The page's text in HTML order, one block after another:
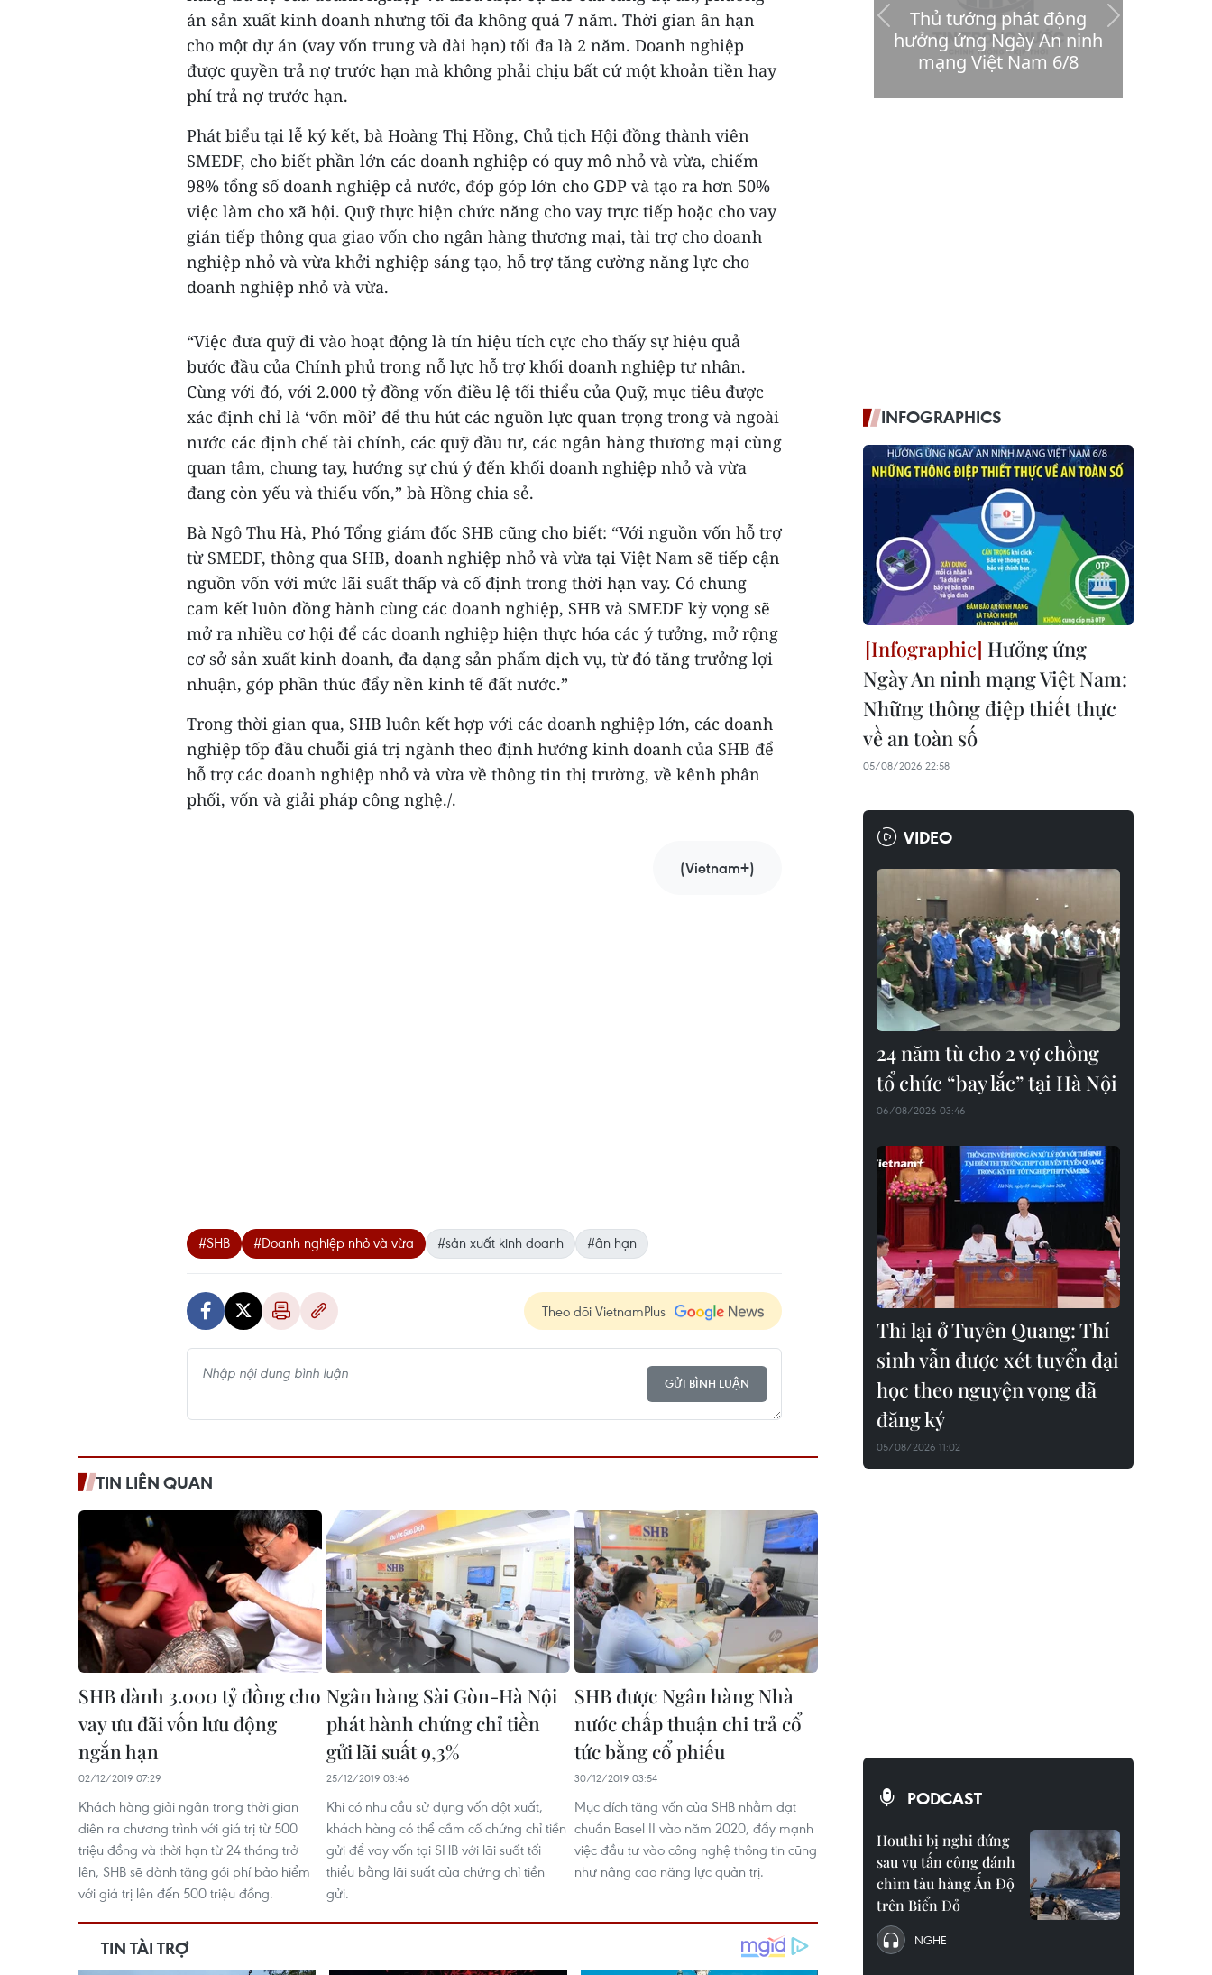
án sản xuất kinh doanh nhưng tối đa không quá 7 năm. Thời gian ân hạn
cho một dự án (vay vốn trung và dài hạn) tối đa là 2 năm. Doanh nghiệp
được quyền trả nợ trước hạn mà không phải chịu bất cứ một khoản tiền hay
phí trả nợ trước hạn.
Phát biểu tại lễ ký kết, bà Hoàng Thị Hồng, Chủ tịch Hội đồng thành viên
SMEDF, cho biết phần lớn các doanh nghiệp có quy mô nhỏ và vừa, chiếm
98% tổng số doanh nghiệp cả nước, đóp góp lớn cho GDP và tạo ra hơn 50%
việc làm cho xã hội. Quỹ thực hiện chức năng cho vay trực tiếp hoặc cho vay
gián tiếp thông qua giao vốn cho ngân hàng thương mại, tài trợ cho doanh
nghiệp nhỏ và vừa khởi nghiệp sáng tạo, hỗ trợ tăng cường năng lực cho
doanh nghiệp nhỏ và vừa.
“Việc đưa quỹ đi vào hoạt động là tín hiệu tích cực cho thấy sự hiệu quả
bước đầu của Chính phủ trong nỗ lực hỗ trợ khối doanh nghiệp tư nhân.
Cùng với đó, với 2.000 tỷ đồng vốn điều lệ tối thiểu của Quỹ, mục tiêu được
xác định chỉ là ‘vốn mồi’ để thu hút các nguồn lực quan trọng trong và ngoài
nước các định chế tài chính, các quỹ đầu tư, các ngân hàng thương mại cùng
quan tâm, chung tay, hướng sự chú ý đến khối doanh nghiệp nhỏ và vừa
đang còn yếu và thiếu vốn,” bà Hồng chia sẻ.
Bà Ngô Thu Hà, Phó Tổng giám đốc SHB cũng cho biết: “Với nguồn vốn hỗ trợ
từ SMEDF, thông qua SHB, doanh nghiệp nhỏ và vừa tại Việt Nam sẽ tiếp cận
nguồn vốn với mức lãi suất thấp và cố định trong thời hạn vay. Có chung
cam kết luôn đồng hành cùng các doanh nghiệp, SHB và SMEDF kỳ vọng sẽ
mở ra nhiều cơ hội để các doanh nghiệp hiện thực hóa các ý tưởng, mở rộng
cơ sở sản xuất kinh doanh, đa dạng sản phẩm dịch vụ, từ đó tăng trưởng lợi
nhuận, góp phần thúc đẩy nền kinh tế đất nước.”
Trong thời gian qua, SHB luôn kết hợp với các doanh nghiệp lớn, các doanh
nghiệp tốp đầu chuỗi giá trị ngành theo định hướng kinh doanh của SHB để
hỗ trợ các doanh nghiệp nhỏ và vừa về thông tin thị trường, về kênh phân
phối, vốn và giải pháp công nghệ./.
(Vietnam+)
#SHB #Doanh nghiệp nhỏ và vừa #sản xuất kinh doanh #ân hạn
Theo dõi VietnamPlus
GỬI BÌNH LUẬN
TIN LIÊN QUAN
SHB dành 3.000 tỷ đồng cho
vay ưu đãi vốn lưu động
ngắn hạn
02/12/2019 07:29
Khách hàng giải ngân trong thời gian
diễn ra chương trình với giá trị từ 500
triệu đồng và thời hạn từ 24 tháng trở
lên, SHB sẽ dành tặng gói phí bảo hiểm
với giá trị lên đến 500 triệu đồng.
Ngân hàng Sài Gòn-Hà Nội
phát hành chứng chỉ tiền
gửi lãi suất 9,3%
25/12/2019 03:46
Khi có nhu cầu sử dụng vốn đột xuất,
khách hàng có thể cầm cố chứng chỉ tiền
gửi để vay vốn tại SHB với lãi suất tối
thiểu bằng lãi suất của chứng chỉ tiền
gửi.
SHB được Ngân hàng Nhà
nước chấp thuận chi trả cổ
tức bằng cổ phiếu
30/12/2019 03:54
Mục đích tăng vốn của SHB nhằm đạt
chuẩn Basel II vào năm 2020, đẩy mạnh
việc đầu tư vào công nghệ thông tin cũng
như nâng cao năng lực quản trị.
INFOGRAPHICS
Hưởng ứng
Ngày An ninh mạng Việt Nam:
Những thông điệp thiết thực
về an toàn số
05/08/2026 22:58
VIDEO
24 năm tù cho 2 vợ chồng
tổ chức “bay lắc” tại Hà Nội
06/08/2026 03:46
Thi lại ở Tuyên Quang: Thí
sinh vẫn được xét tuyển đại
học theo nguyện vọng đã
đăng ký
05/08/2026 11:02
PODCAST
Houthi bị nghi đứng
sau vụ tấn công đánh
chìm tàu hàng Ấn Độ
trên Biển Đỏ
NGHE